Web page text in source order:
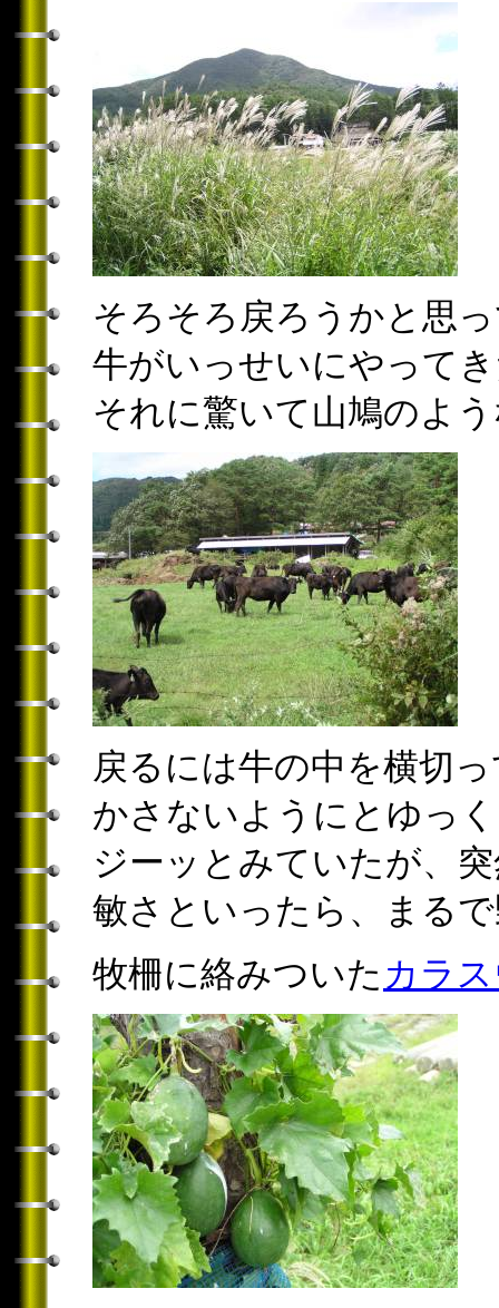
そろそろ戻ろうかと思
牛がいっせいにやって
それに驚いて山鳩のよ
戻るには牛の中を横切
かさないようにとゆっ
ジーッとみていたが、
敏さといったら、まる
牧柵に絡みついた カラ